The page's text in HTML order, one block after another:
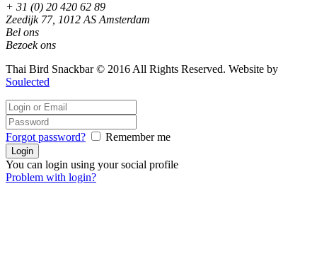
+ 31 (0) 20 420 62 89
Zeedijk 77, 1012 AS Amsterdam
Bel ons
Bezoek ons
Thai Bird Snackbar © 2016 All Rights Reserved. Website by
Soulected
Forgot password? Remember me
You can login using your social profile
Problem with login?